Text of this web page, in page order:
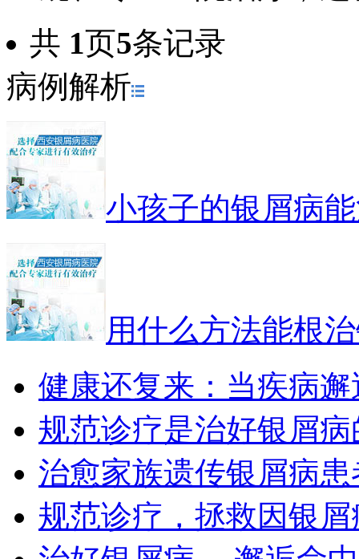
共 1页5条记录
病例解析
小孩子的银屑病
用什么方法能根
健康还复来：当疾病邂
规范诊疗是治好银屑病
治愈家族遗传银屑病患
规范诊疗，拯救因银屑